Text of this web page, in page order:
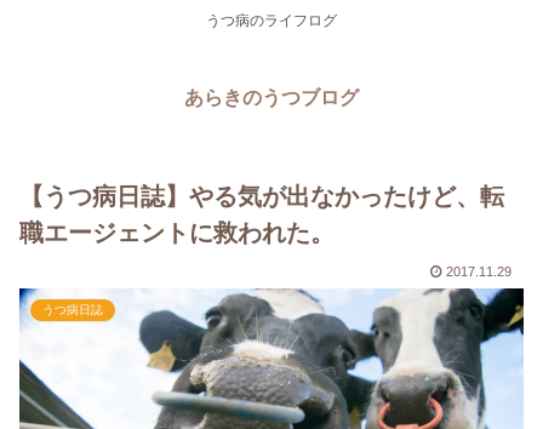
うつ病のライフログ
あらきのうつブログ
【うつ病日誌】やる気が出なかったけど、転
職エージェントに救われた。
2017.11.29
うつ病日誌